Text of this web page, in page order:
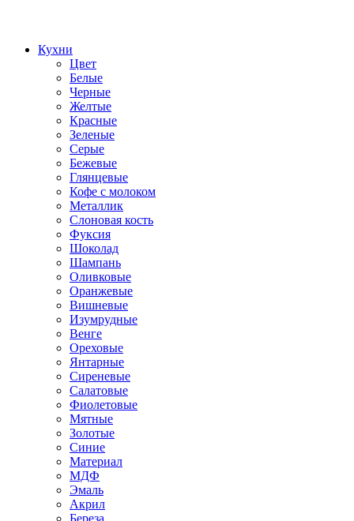
Кухни
Цвет
Белые
Черные
Желтые
Красные
Зеленые
Серые
Бежевые
Глянцевые
Кофе с молоком
Металлик
Слоновая кость
Фуксия
Шоколад
Шампань
Оливковые
Оранжевые
Вишневые
Изумрудные
Венге
Ореховые
Янтарные
Сиреневые
Салатовые
Фиолетовые
Мятные
Золотые
Синие
Материал
МДФ
Эмаль
Акрил
Береза